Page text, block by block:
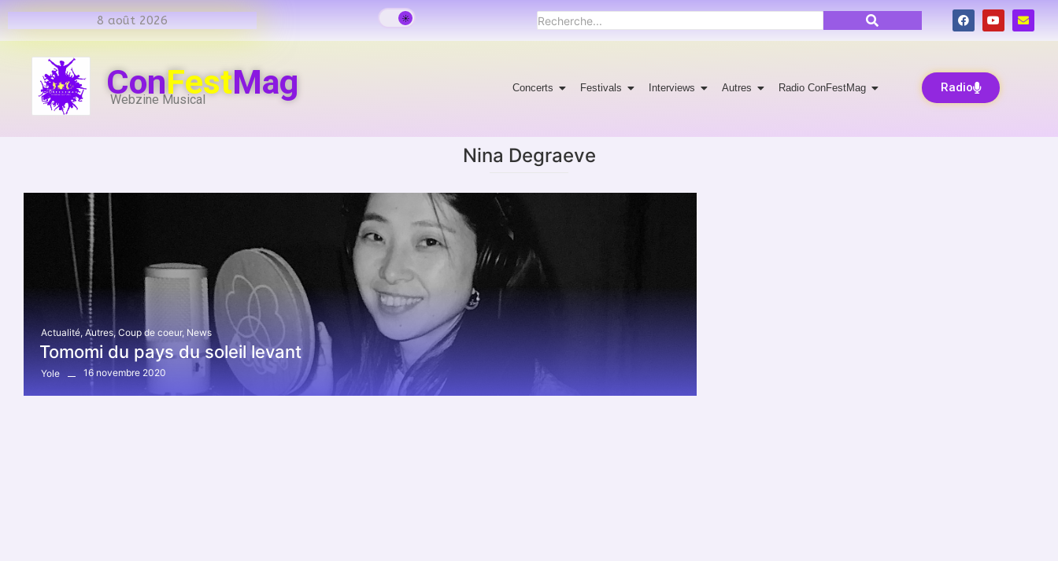
8 août 2026
ConFestMag
Webzine Musical
Concerts Festivals Interviews Autres Radio ConFestMag Radio
Nina Degraeve
Actualité, Autres, Coup de coeur, News
Tomomi du pays du soleil levant
Yole 16 novembre 2020